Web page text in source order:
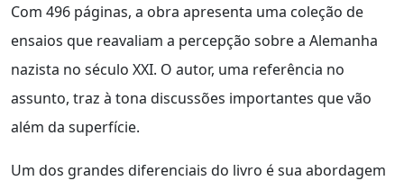
Com 496 páginas, a obra apresenta uma coleção de
ensaios que reavaliam a percepção sobre a Alemanha
nazista no século XXI. O autor, uma referência no
assunto, traz à tona discussões importantes que vão
além da superfície.
Um dos grandes diferenciais do livro é sua abordagem